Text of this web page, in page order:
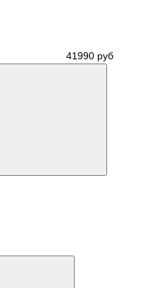
41990 руб